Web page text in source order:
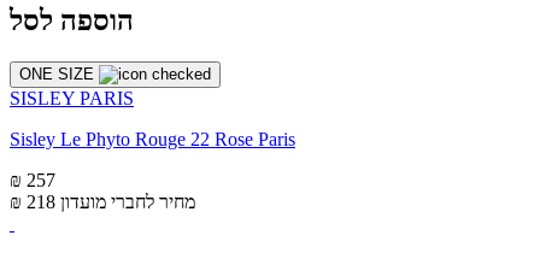
הוספה לסל
ONE SIZE
SISLEY PARIS
Sisley Le Phyto Rouge 22 Rose Paris
₪ 257
₪ 218 מחיר לחברי מועדון